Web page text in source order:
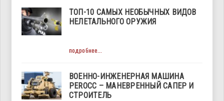
ТОП-10 САМЫХ НЕОБЫЧНЫХ ВИДОВ
НЕЛЕТАЛЬНОГО ОРУЖИЯ
подробнее...
ВОЕННО-ИНЖЕНЕРНАЯ МАШИНА
PEROCC – МАНЕВРЕННЫЙ САПЕР И
СТРОИТЕЛЬ